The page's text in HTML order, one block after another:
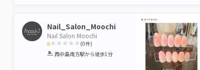
Nail_Salon_Moochi
Nail Salon Moochi
0
1 2 3 4 5
(0件)
西中島南方駅から徒歩1分